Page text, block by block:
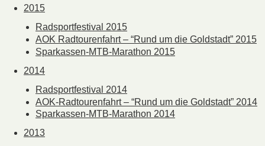
2015
Radsportfestival 2015
AOK Radtourenfahrt – “Rund um die Goldstadt” 2015
Sparkassen-MTB-Marathon 2015
2014
Radsportfestival 2014
AOK-Radtourenfahrt – “Rund um die Goldstadt” 2014
Sparkassen-MTB-Marathon 2014
2013